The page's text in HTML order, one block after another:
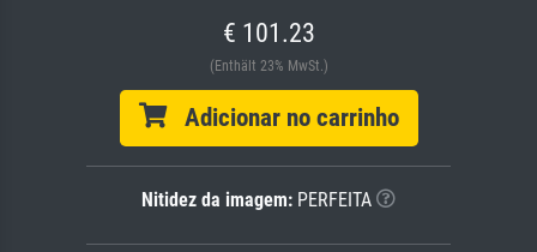
€ 101.23
(Enthält 23% MwSt.)
Adicionar no carrinho
Nitidez da imagem: PERFEITA